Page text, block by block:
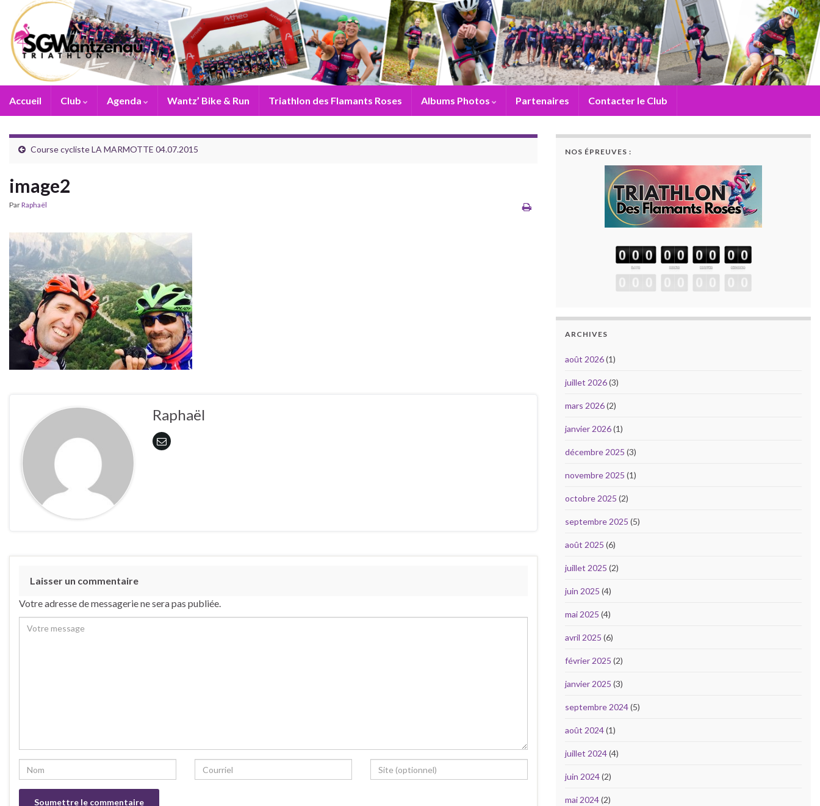
Accueil Club Agenda Wantz’ Bike & Run Triathlon des Flamants Roses Albums Photos Partenaires Contacter le Club
Course cycliste LA MARMOTTE 04.07.2015
image2
ParRaphaël
Raphaël
Laisser un commentaire
Votre adresse de messagerie ne sera pas publiée.
NOS ÉPREUVES :
ARCHIVES
août 2026(1)
juillet 2026(3)
mars 2026(2)
janvier 2026(1)
décembre 2025 (3)
novembre 2025 (1)
octobre 2025 (2)
septembre 2025 (5)
août 2025 (6)
juillet 2025 (2)
juin 2025 (4)
mai 2025 (4)
avril 2025 (6)
février 2025 (2)
janvier 2025 (3)
septembre 2024(5)
août 2024(1)
juillet 2024(4)
juin 2024(2)
mai 2024(2)